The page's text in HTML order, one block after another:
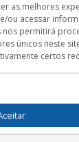
as melhores
ou acessar
nos permitirá
únicos neste
certos